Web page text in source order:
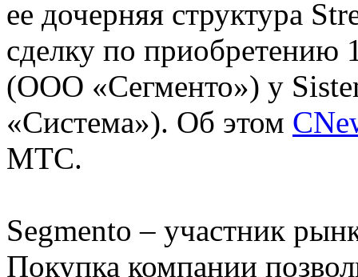
ее дочерняя структура
сделку по приобретению
(ООО «Сегменто») у
«Система»). Об этом
МТС.
Segmento – участник
Покупка компании